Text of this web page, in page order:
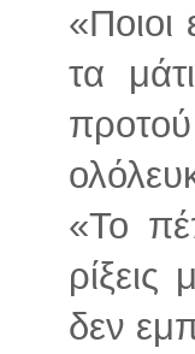
«Ποιοι
τα
«Το
δεν